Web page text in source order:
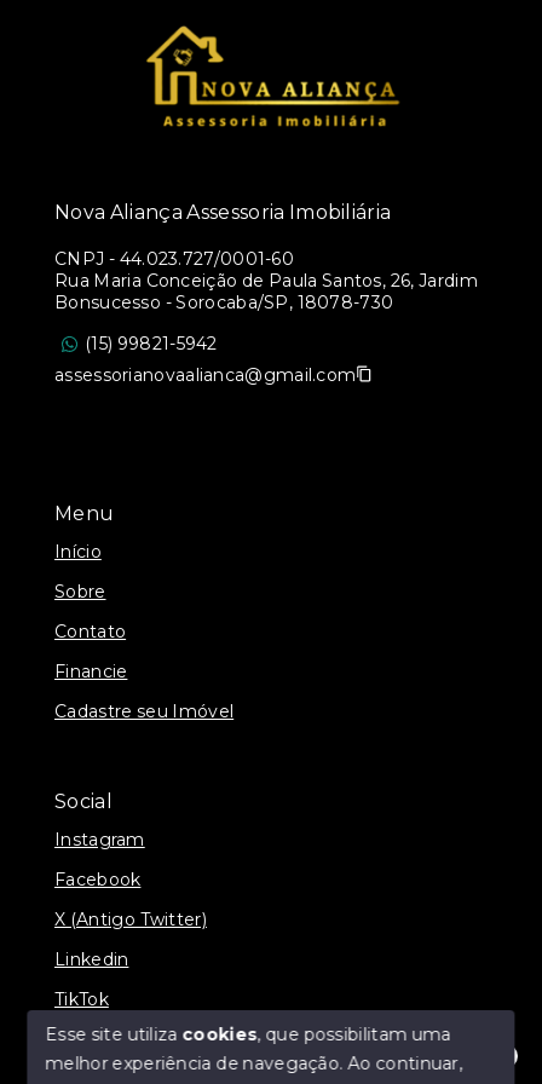
Menu
Início
Sobre
Contato
Financie
Cadastre seu Imóvel
Social
Instagram
Facebook
X (Antigo Twitter)
Linkedin
TikTok
Nova Aliança Assessoria Imobiliária
CNPJ - 44.023.727/0001-60
Rua Maria Conceição de Paula Santos, 26, Jardim
Bonsucesso - Sorocaba/SP, 18078-730
(15) 99821-5942
assessorianovaalianca@gmail.com
Esse site utiliza cookies, que possibilitam uma
melhor experiência de navegação.Ao continuar,